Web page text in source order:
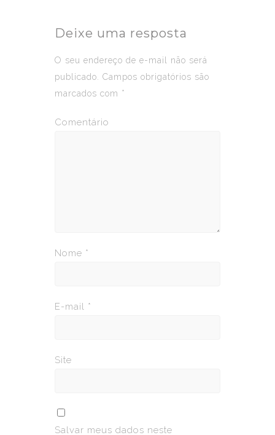
Deixe uma resposta
O seu endereço de e-mail não será
publicado.
Campos obrigatórios são
marcados com *
Comentário
Nome *
E-mail *
Site
Salvar meus dados neste